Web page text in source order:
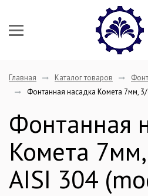
Главная Каталог товаров
Фонтанная насадка Комета 7мм,
Фонтанная
Комета
AISI 304